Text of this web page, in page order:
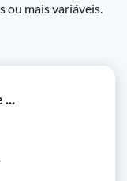
ou mais variáveis.
...